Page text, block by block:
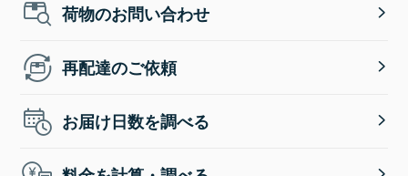
荷物のお問い合わせ
再配達のご依頼
お届け日数を調べる